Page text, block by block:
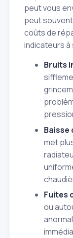
peut vous
peut
coûts de
indicateurs à
Bruits
Baisse
met
Fuites
ou